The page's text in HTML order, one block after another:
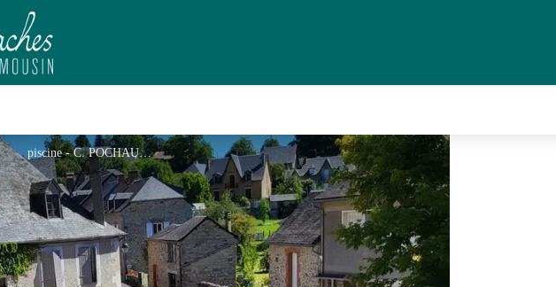
piscine - C. POCHAUVIN